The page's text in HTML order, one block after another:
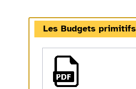
Les Budgets primitifs